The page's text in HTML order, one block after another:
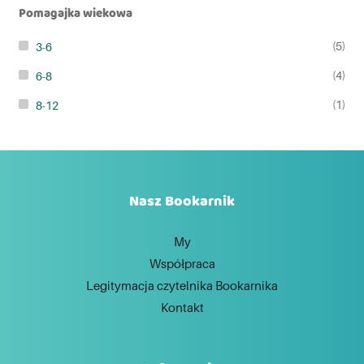
Pomagajka wiekowa
3-6 (5)
6-8 (4)
8-12 (1)
Nasz Bookarnik
My
Współpraca
Legitymacja czytelnika Bookarnika
Kontakt